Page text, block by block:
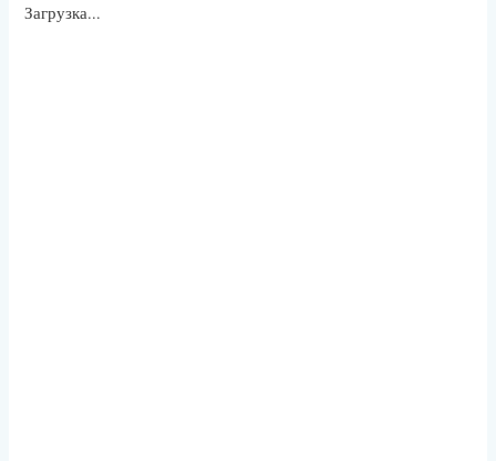
Загрузка...